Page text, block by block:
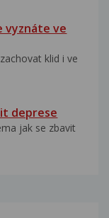
vyznáte ve
klid i ve
deprese
jak se zbavit